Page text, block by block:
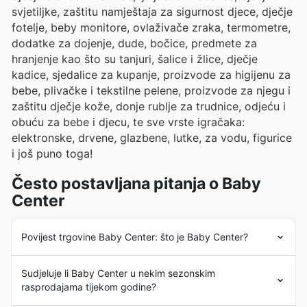
svjetiljke, zaštitu namještaja za sigurnost djece, dječje
fotelje, beby monitore, ovlaživače zraka, termometre,
dodatke za dojenje, dude, bočice, predmete za
hranjenje kao što su tanjuri, šalice i žlice, dječje
kadice, sjedalice za kupanje, proizvode za higijenu za
bebe, plivačke i tekstilne pelene, proizvode za njegu i
zaštitu dječje kože, donje rublje za trudnice, odjeću i
obuću za bebe i djecu, te sve vrste igračaka:
elektronske, drvene, glazbene, lutke, za vodu, figurice
i još puno toga!
Često postavljana pitanja o Baby
Center
Povijest trgovine Baby Center: što je Baby Center?
godina. 2012. godine otvara svoje prve dvije trgovine, a
danas ih imaju 14 diljem zemlje.
Sudjeluje li Baby Center u nekim sezonskim
rasprodajama tijekom godine?